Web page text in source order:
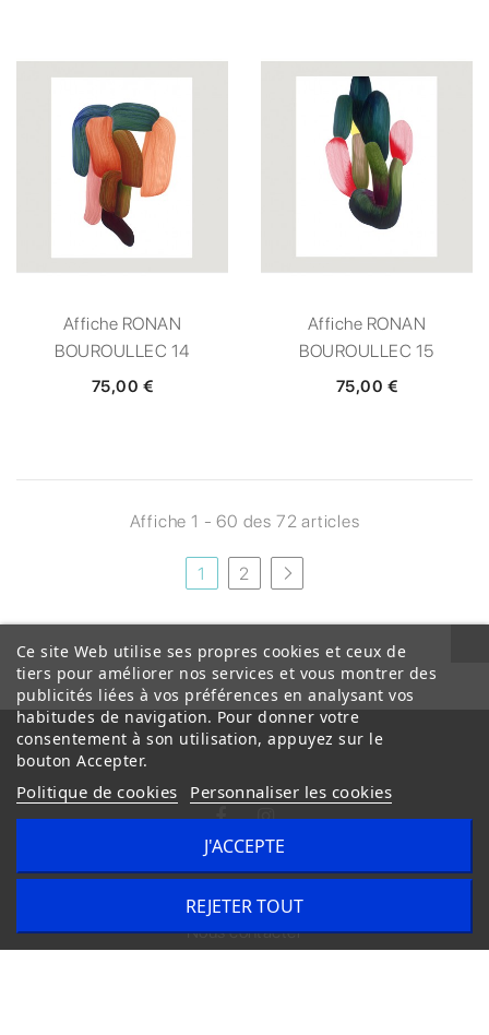
Affiche RONAN
BOUROULLEC 14
75,00 €
Affiche RONAN
BOUROULLEC 15
75,00 €
Affiche 1 - 60 des 72 articles
1 2
Conditions Générales de Vente
Nous contacter
Ce site Web utilise ses propres cookies et ceux de
tiers pour améliorer nos services et vous montrer des
publicités liées à vos préférences en analysant vos
habitudes de navigation. Pour donner votre
consentement à son utilisation, appuyez sur le
bouton Accepter.
Politique de cookies Personnaliser les cookies
REJETER TOUT
J'ACCEPTE